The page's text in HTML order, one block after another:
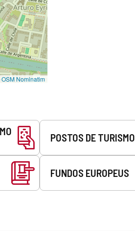
OSM Nominatim
POSTOS DE TURISMO
FUNDOS EUROPEUS